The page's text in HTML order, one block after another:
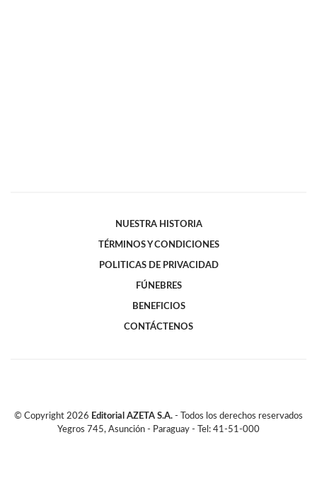
NUESTRA HISTORIA
TÉRMINOS Y CONDICIONES
POLITICAS DE PRIVACIDAD
FÚNEBRES
BENEFICIOS
CONTÁCTENOS
© Copyright 2026 Editorial AZETA S.A. - Todos los derechos reservados
Yegros 745, Asunción - Paraguay - Tel: 41-51-000